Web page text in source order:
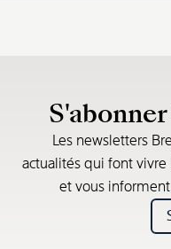
Les newsletters
actualités qui font vivre
et vous